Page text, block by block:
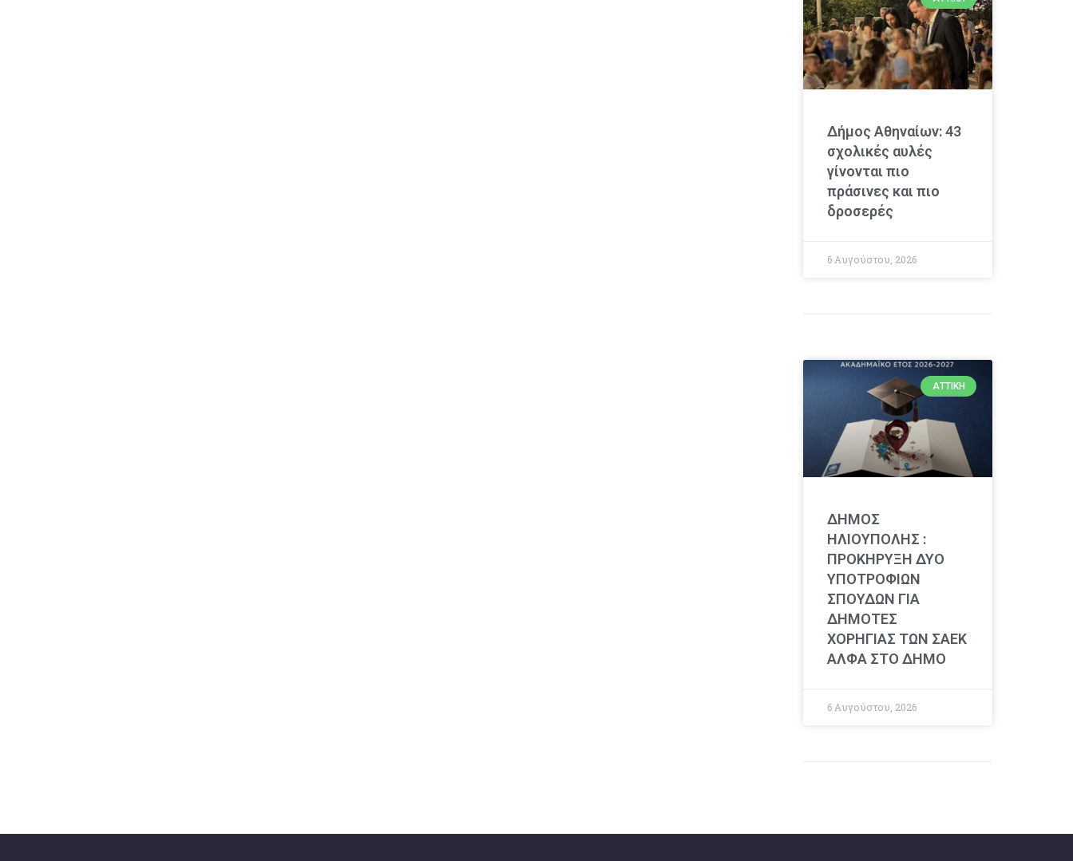
Δήμος Αθηναίων: 43
σχολικές αυλές
γίνονται πιο
πράσινες και πιο
δροσερές
6 Αυγούστου, 2026
ΑΤΤΙΚΉ
ΔΗΜΟΣ
ΗΛΙΟΥΠΟΛΗΣ :
ΠΡΟΚΗΡΥΞΗ ΔΥΟ
ΥΠΟΤΡΟΦΙΩΝ
ΣΠΟΥΔΩΝ ΓΙΑ
ΔΗΜΟΤΕΣ
ΧΟΡΗΓΙΑΣ ΤΩΝ ΣΑΕΚ
ΑΛΦΑ ΣΤΟ ΔΗΜΟ
6 Αυγούστου, 2026